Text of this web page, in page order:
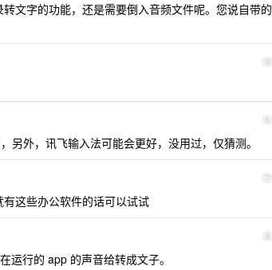
文字的功能，还是需要倒入音频文件呢。您说自带的
5
6
外，讯飞输入法可能会更好，没用过，仅猜测。
7
这些办公软件的话可以试试
8
运行的 app 的声音给转成文子。